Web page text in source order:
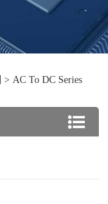
>AC To DC Series